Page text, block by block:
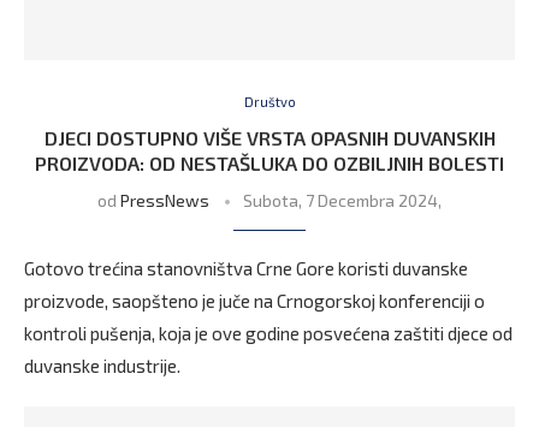
Društvo
DJECI DOSTUPNO VIŠE VRSTA OPASNIH DUVANSKIH
PROIZVODA: OD NESTAŠLUKA DO OZBILJNIH BOLESTI
od PressNews Subota, 7 Decembra 2024,
Gotovo trećina stanovništva Crne Gore koristi duvanske
proizvode, saopšteno je juče na Crnogorskoj konferenciji o
kontroli pušenja, koja je ove godine posvećena zaštiti djece od
duvanske industrije.